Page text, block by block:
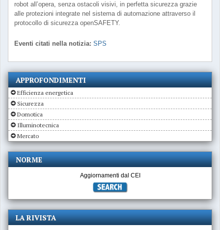
robot all’opera, senza ostacoli visivi, in perfetta sicurezza grazie
alle protezioni integrate nel sistema di automazione attraverso il
protocollo di sicurezza openSAFETY.
Eventi citati nella notizia: SPS
APPROFONDIMENTI
Efficienza energetica
Sicurezza
Domotica
Illuminotecnica
Mercato
NORME
Aggiornamenti dal CEI
LA RIVISTA